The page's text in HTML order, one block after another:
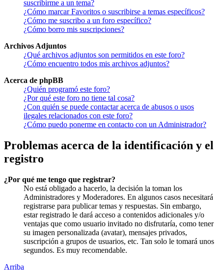
suscribirme a un tema?
¿Cómo marcar Favoritos o suscribirse a temas específicos?
¿Cómo me suscribo a un foro específico?
¿Cómo borro mis suscripciones?
Archivos Adjuntos
¿Qué archivos adjuntos son permitidos en este foro?
¿Cómo encuentro todos mis archivos adjuntos?
Acerca de phpBB
¿Quién programó este foro?
¿Por qué este foro no tiene tal cosa?
¿Con quién se puede contactar acerca de abusos o usos
ilegales relacionados con este foro?
¿Cómo puedo ponerme en contacto con un Administrador?
Problemas acerca de la identificación y el
registro
¿Por qué me tengo que registrar?
No está obligado a hacerlo, la decisión la toman los
Administradores y Moderadores. En algunos casos necesitará
registrarse para publicar temas y respuestas. Sin embargo,
estar registrado le dará acceso a contenidos adicionales y/o
ventajas que como usuario invitado no disfrutaría, como tener
su imagen personalizada (avatar), mensajes privados,
suscripción a grupos de usuarios, etc. Tan solo le tomará unos
segundos. Es muy recomendable.
Arriba